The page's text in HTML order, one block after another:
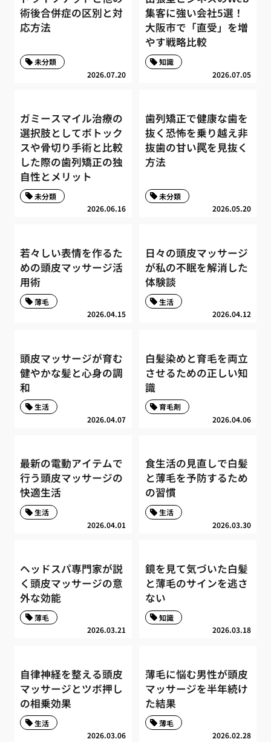
術後合併症の区別と対
応方法
2026.07.20
未分類
集客に強い会社5選！
大阪市で「直受」を増
やす戦略比較
2026.07.05
知識
ガミースマイル治療の
選択肢としてボトック
スや骨切り手術と比較
した際の歯列矯正の独
自性とメリット
2026.06.16
未分類
歯列矯正で健康な歯を
抜く恐怖を乗り越え非
抜歯の甘い罠を見抜く
方法
2026.05.20
未分類
若々しい表情を作るた
めの頭皮マッサージ活
用術
2026.04.15
薄毛
日々の頭皮マッサージ
が私の不眠を解消した
体験談
2026.04.12
生活
頭皮マッサージが育む
健やかな髪と心身の調
和
2026.04.07
生活
白髪染めと育毛を両立
させるための正しい知
識
2026.04.06
育毛剤
最新の電動アイテムで
行う頭皮マッサージの
快適生活
2026.04.01
生活
食生活の見直しで白髪
と薄毛を予防するため
の習慣
2026.03.30
生活
ヘッドスパ専門家が説
く頭皮マッサージの意
外な効能
2026.03.21
薄毛
鏡を見て気づいた白髪
と薄毛のサインを逃さ
ない
2026.03.18
知識
自律神経を整える頭皮
マッサージとツボ押し
の相乗効果
2026.03.06
生活
薄毛に悩む男性が頭皮
マッサージを半年続け
た結果
2026.02.28
薄毛